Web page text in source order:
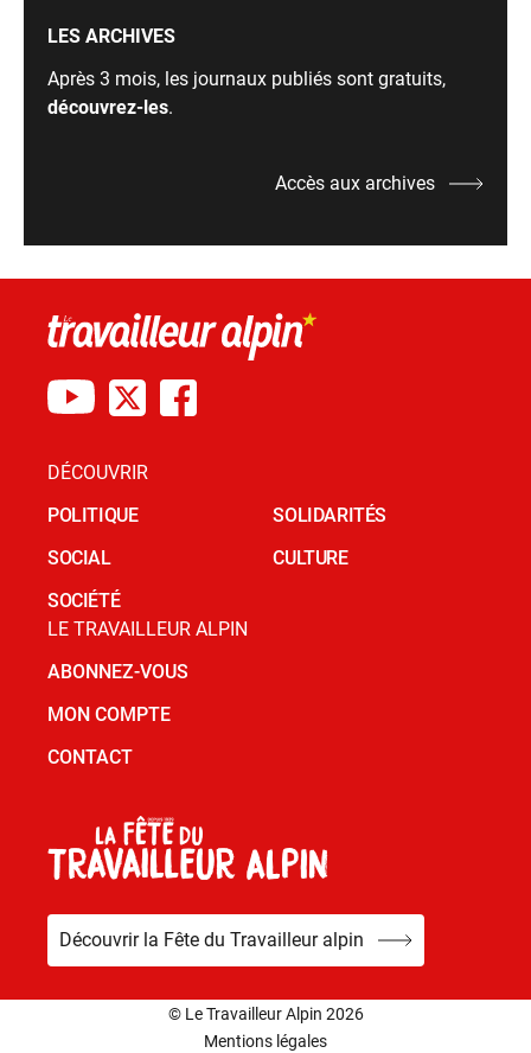
LES ARCHIVES
Après 3 mois, les journaux publiés sont gratuits,
découvrez-les.
Accès aux archives
DÉCOUVRIR
POLITIQUE
SOCIAL
SOCIÉTÉ
SOLIDARITÉS
CULTURE
LE TRAVAILLEUR ALPIN
ABONNEZ-VOUS
MON COMPTE
CONTACT
Découvrir la Fête du Travailleur alpin
© Le Travailleur Alpin 2026
Mentions légales